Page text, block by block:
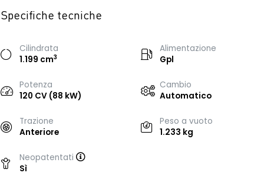
Specifiche tecniche
Cilindrata
1.199 cm3
Alimentazione
Gpl
Potenza
120 CV (88 kW)
Cambio
Automatico
Trazione
Anteriore
Peso a vuoto
1.233 kg
Neopatentati
Sì